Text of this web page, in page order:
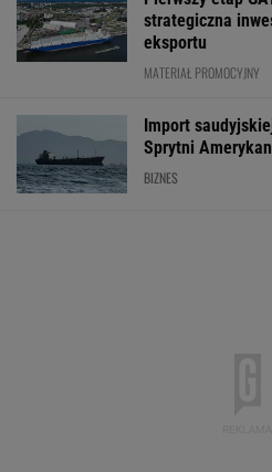
strategiczna
eksportu
MATERIAŁ PROMOCYJNY
Import
Sprytni
BIZNES